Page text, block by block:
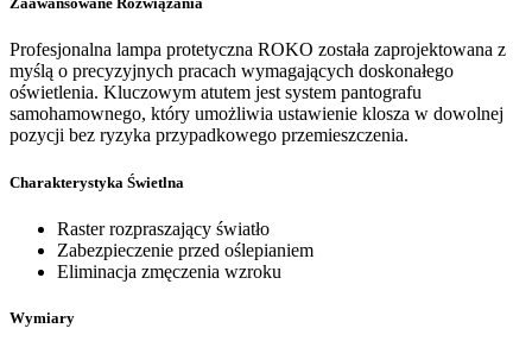
Profesjonalna lampa protetyczna ROKO została zaprojektowana z
myślą o precyzyjnych pracach wymagających doskonałego
oświetlenia. Kluczowym atutem jest system pantografu
samohamownego, który umożliwia ustawienie klosza w dowolnej
pozycji bez ryzyka przypadkowego przemieszczenia.
Charakterystyka Świetlna
Raster rozpraszający światło
Zabezpieczenie przed oślepianiem
Eliminacja zmęczenia wzroku
Wymiary